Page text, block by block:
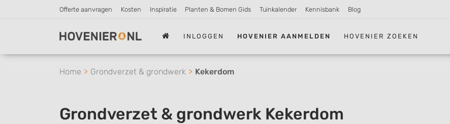
Offerte aanvragen Kosten Inspiratie Planten & Bomen Gids Tuinkalender Kennisbank Blog
INLOGGEN HOVENIER AANMELDEN HOVENIER ZOEKEN
Home Grondverzet & grondwerk Kekerdom
Grondverzet & grondwerk Kekerdom